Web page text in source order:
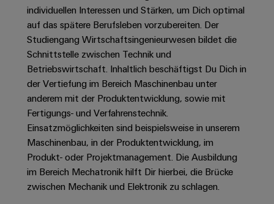
für
bewährte
Energieerzeugung
Maschinenbau
Lösungen
für
verschiedene
Segmente
der
Maschinen
und
Fabrikautomation
Öl
&
Energiemanagement-
Lösungen
IIoT
&
Automation
Software
Industrial
Analytics
Industrial
Automation
PV
Generatoranschlusskasten
Feldbusverteiler
Automatisierung
&
Software
Steuerungen
I/O-
Systeme
Daten
Technische
Produktkataloge
Reparatur
und
Ersatzteile
Trainings
und
Webinare
PSIRT
Unsere
Partner
IIoT
and
Automation
Partner
Netzwerk
IIoT
and
Automation
Solution
Veranstaltungen
Aktuelle
Termine
Workshops
für
Schulklassen
individuellen Interessen und Stärken, um Dich optimal
auf das spätere Berufsleben vorzubereiten. Der
Studiengang Wirtschaftsingenieurwesen bildet die
Schnittstelle zwischen Technik und
Betriebswirtschaft. Inhaltlich beschäftigst Du Dich in
der Vertiefung im Bereich Maschinenbau unter
anderem mit der Produktentwicklung, sowie mit
Fertigungs- und Verfahrenstechnik.
Einsatzmöglichkeiten sind beispielsweise in unserem
Maschinenbau, in der Produktentwicklung, im
Produkt- oder Projektmanagement. Die Ausbildung
im Bereich Mechatronik hilft Dir hierbei, die Brücke
zwischen Mechanik und Elektronik zu schlagen.